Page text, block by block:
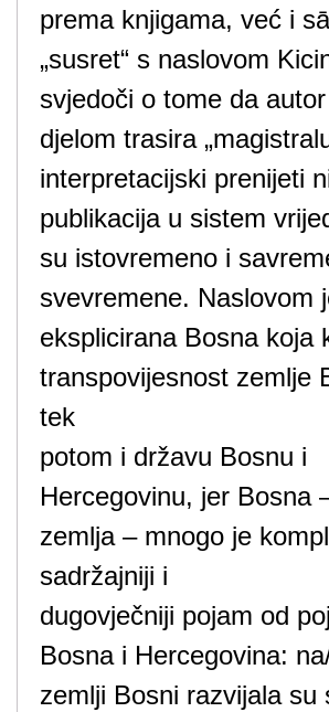
prema knjigama, već i
„susret“ s naslovom
svjedoči o tome da
djelom trasira
interpretacijski prenijeti
publikacija u sistem
su istovremeno i
svevremene. Naslovom
eksplicirana Bosna koja
transpovijesnost zemlje
tek
potom i državu Bosnu i
Hercegovinu, jer Bosna
zemlja – mnogo je
sadržajniji i
dugovječniji pojam od
Bosna i Hercegovina:
zemlji Bosni razvijala su